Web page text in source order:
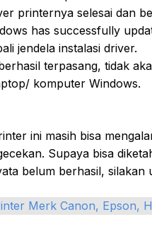
printernya selesai dan
has successfully
jendela instalasi driver.
terpasang, tidak
komputer Windows.
ini masih bisa
Supaya bisa
belum berhasil, silakan
Merk Canon, Epson,